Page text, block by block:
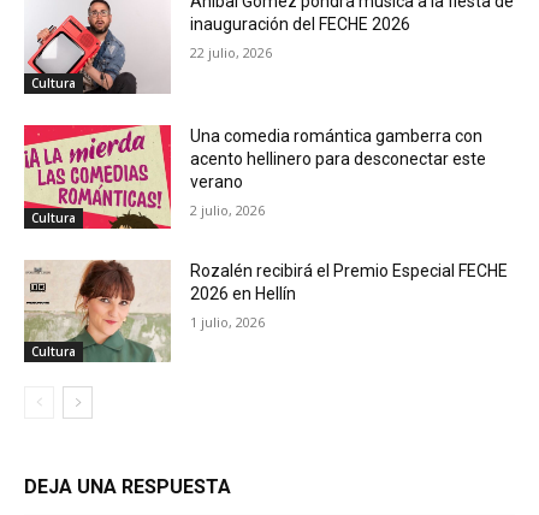
Cultura
inauguración del FECHE 2026
22 julio, 2026
Cultura
Una comedia romántica gamberra con
acento hellinero para desconectar este
verano
2 julio, 2026
Cultura
Rozalén recibirá el Premio Especial FECHE
2026 en Hellín
1 julio, 2026
DEJA UNA RESPUESTA